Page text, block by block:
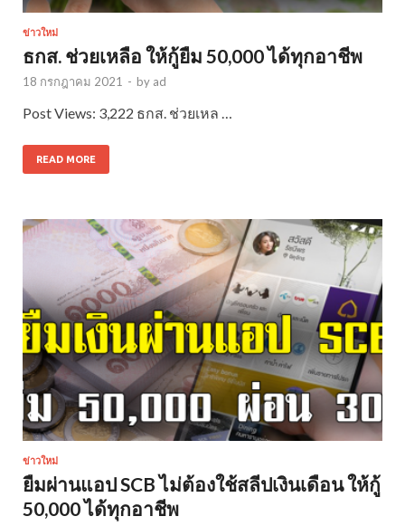
ข่าวใหม่
ธกส. ช่วยเหลือ ให้กู้ยืม 50,000 ได้ทุกอาชีพ
18 กรกฎาคม 2021 - by ad
Post Views: 3,222 ธกส. ช่วยเหล …
READ MORE
ข่าวใหม่
ยืมผ่านแอป SCB ไม่ต้องใช้สลีปเงินเดือน ให้กู้
50,000 ได้ทุกอาชีพ